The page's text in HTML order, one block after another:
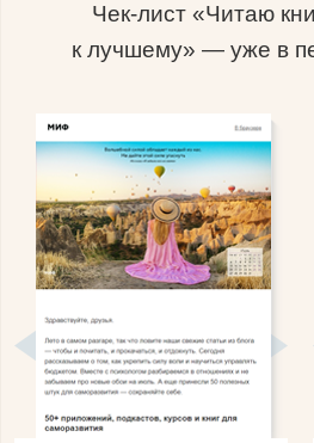
Чек-лист «Читаю
к лучшему» — уже в